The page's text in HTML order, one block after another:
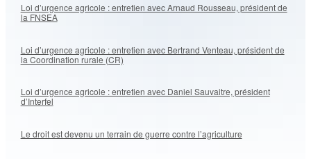
Loi d’urgence agricole : entretien avec Arnaud Rousseau, président de
la FNSEA
Loi d’urgence agricole : entretien avec Bertrand Venteau, président de
la Coordination rurale (CR)
Loi d’urgence agricole : entretien avec Daniel Sauvaitre, président
d’Interfel
Le droit est devenu un terrain de guerre contre l’agriculture